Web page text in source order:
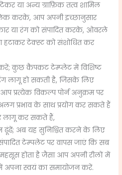
या अन्य ग्राफ़िक तत्व शामिल
करके, आप अपनी इच्छानुसार
या रंग को संपादित करके, ओवरले
हटाकर टेक्स्ट को संशोधित कर
कुछ कैपकट टेम्प्लेट में विशिष्ट
लागू हो सकती है, जिसके लिए
प्रत्येक विकल्प पोर्न अनुक्रम पर
प्रभाव के साथ प्रयोग कर सकते हैं
लागू कर सकते हैं,
अब यह सुनिश्चित करने के लिए
टेम्पलेट पर वापस जाएं कि सब
होता है जैसा आप अपनी रीलों में
अपना स्वयं का समायोजन करें.